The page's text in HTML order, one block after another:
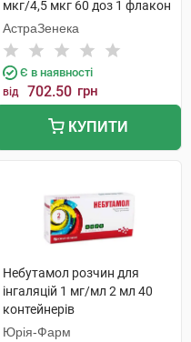
мкг/4,5 мкг 60 доз 1 флакон
АстраЗенека
Є в наявності
від 702.50 грн
КУПИТИ
Небутамол розчин для
інгаляцій 1 мг/мл 2 мл 40
контейнерів
Юрія-Фарм